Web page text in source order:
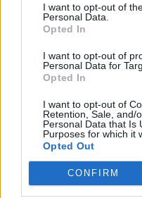
I want to opt-out of
Personal Data.
Opted In
I want to opt-out of
Personal Data for
Opted In
I want to opt-out of
Retention, Sale, and/
Personal Data that Is
Purposes for which it
Opted Out
CONFIRM
A keresett cikk a
tartozik, melynek
regisztrációhoz kötött.
Az előfizetés a
Portfolio.hu teljes
Kötéslisták: BÉT
kötéslistái